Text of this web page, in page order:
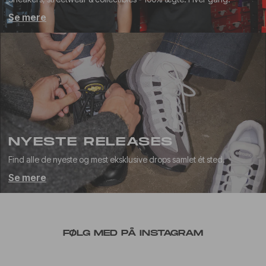
Se mere
NYESTE RELEASES
Find alle de nyeste og mest eksklusive drops samlet ét sted.
Se mere
FØLG MED PÅ INSTAGRAM